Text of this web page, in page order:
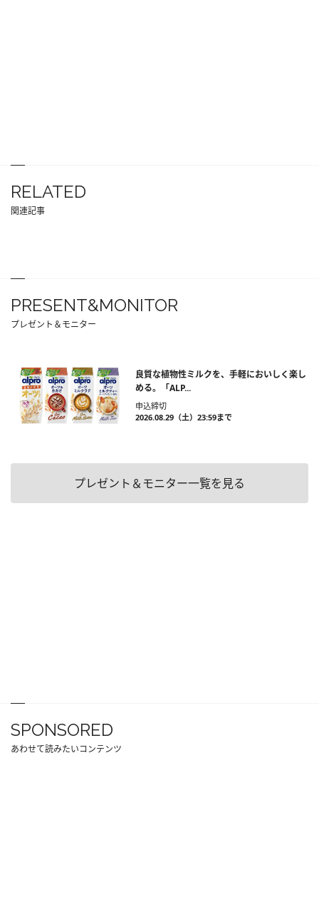
RELATED
関連記事
PRESENT&MONITOR
プレゼント＆モニター
良質な植物性ミルクを、手軽においしく楽し
める。「ALP...
申込締切
2026.08.29（土）23:59まで
プレゼント＆モニター一覧を見る
SPONSORED
あわせて読みたいコンテンツ